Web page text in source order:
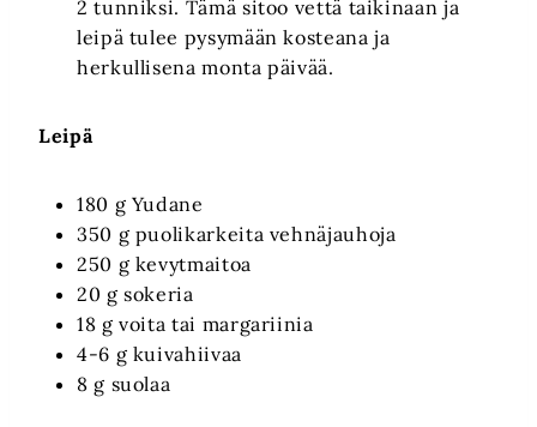
2 tunniksi. Tämä sitoo vettä taikinaan ja
leipä tulee pysymään kosteana ja
herkullisena monta päivää.
Leipä
180 g Yudane
350 g puolikarkeita vehnäjauhoja
250 g kevytmaitoa
20 g sokeria
18 g voita tai margariinia
4-6 g kuivahiivaa
8 g suolaa